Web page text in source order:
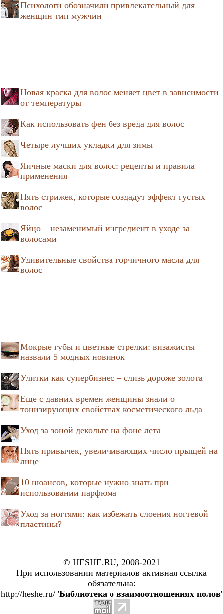
Психологи обозначили привлекательный для
женщин тип мужчин
Новая краска для волос меняет цвет в зависимости
от температуры
Как использовать фен без вреда для волос
Четыре лучших укладки для зимы
Яичные маски для волос: рецепты и правила
применения
Пять стрижек, которые создадут эффект густых
волос
Яйцо – незаменимый ингредиент в уходе за
волосами
Удивительные свойства горчичного масла для
волос
Мокрые губы и цветные стрелки: визажисты
назвали 5 модных новинок
Улитки как супербизнес – слизь дороже золота
Еще с давних времен женщины знали о
тонизирующих свойствах косметического льда
Уход за зоной декольте на фоне лета
Пять привычек, увеличивающих число прыщей на
лице
10 нюансов, которые нужно знать при
использовании парфюма
Уход за ногтями: как избежать слоения ногтевой
пластины?
© HESHE.RU, 2008-2021
При использовании материалов активная ссылка
обязательна:
http://heshe.ru/ 'Библиотека о взаимоотношениях полов'